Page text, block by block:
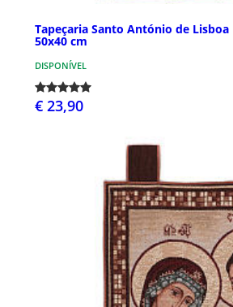
Tapeçaria Santo António de
50x40 cm
DISPONÍVEL
€ 23,90